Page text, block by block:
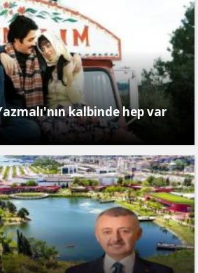
kalbinde hep var